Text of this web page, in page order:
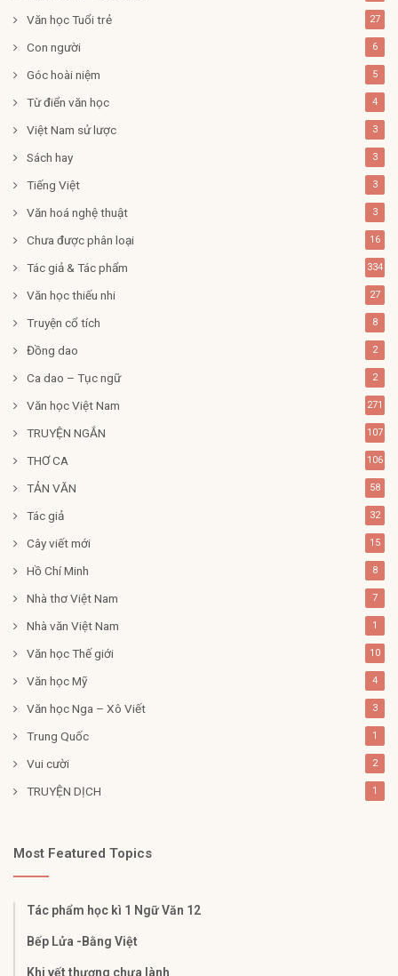
Văn học Tuổi trẻ 27
Con người 6
Góc hoài niệm 5
Từ điển văn học 4
Việt Nam sử lược 3
Sách hay 3
Tiếng Việt 3
Văn hoá nghệ thuật 3
Chưa được phân loại 16
Tác giả & Tác phẩm 334
Văn học thiếu nhi 27
Truyện cổ tích 8
Đồng dao 2
Ca dao – Tục ngữ 2
Văn học Việt Nam 271
TRUYỆN NGẮN 107
THƠ CA 106
TẢN VĂN 58
Tác giả 32
Cây viết mới 15
Hồ Chí Minh 8
Nhà thơ Việt Nam 7
Nhà văn Việt Nam 1
Văn học Thế giới 10
Văn học Mỹ 4
Văn học Nga – Xô Viết 3
Trung Quốc 1
Vui cười 2
TRUYỆN DỊCH 1
Most Featured Topics
Tác phẩm học kì 1 Ngữ Văn 12
Bếp Lửa -Bằng Việt
Khi vết thương chưa lành